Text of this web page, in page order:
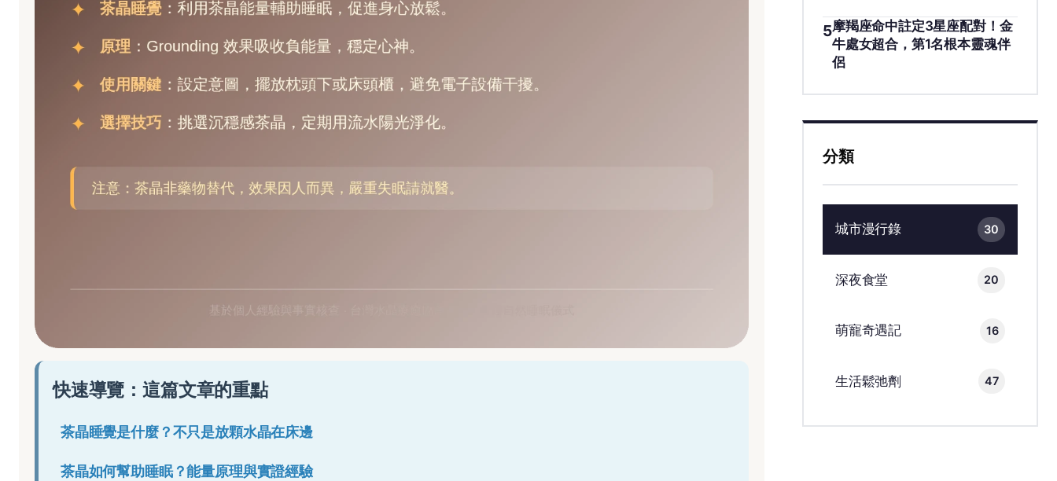
快速導覽：這篇文章的重點
茶晶睡覺是什麼？不只是放顆水晶在床邊
茶晶如何幫助睡眠？能量原理與實證經驗
5摩羯座命中註定3星座配對！金
牛處女超合，第1名根本靈魂伴
侶
分類
城市漫行錄 30
深夜食堂 20
萌寵奇遇記 16
生活鬆弛劑 47